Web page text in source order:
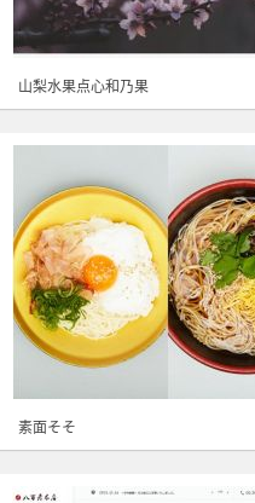
山梨水果点心和乃果
素面そそ